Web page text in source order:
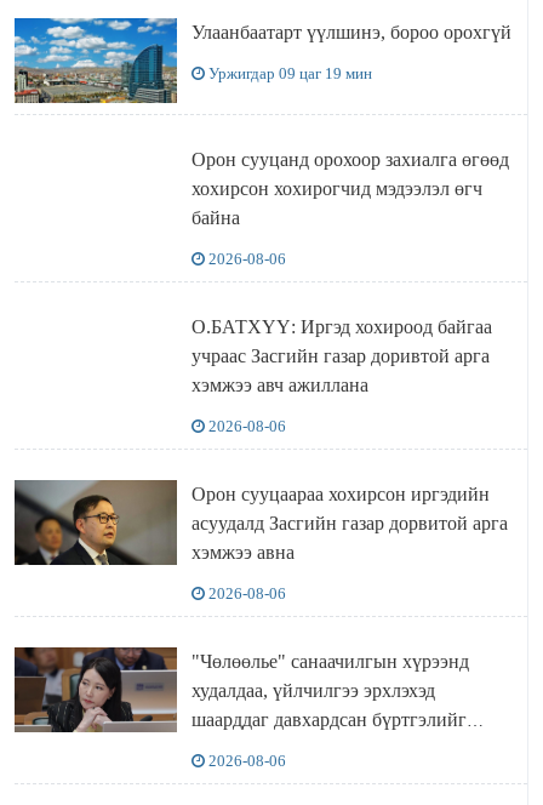
Улаанбаатарт үүлшинэ, бороо орохгүй
Уржигдар 09 цаг 19 мин
Орон сууцанд орохоор захиалга өгөөд
хохирсон хохирогчид мэдээлэл өгч
байна
2026-08-06
О.БАТХҮҮ: Иргэд хохироод байгаа
учраас Засгийн газар доривтой арга
хэмжээ авч ажиллана
2026-08-06
Орон сууцаараа хохирсон иргэдийн
асуудалд Засгийн газар дорвитой арга
хэмжээ авна
2026-08-06
"Чөлөөлье" санаачилгын хүрээнд
худалдаа, үйлчилгээ эрхлэхэд
шаарддаг давхардсан бүртгэлийг
2026-08-06